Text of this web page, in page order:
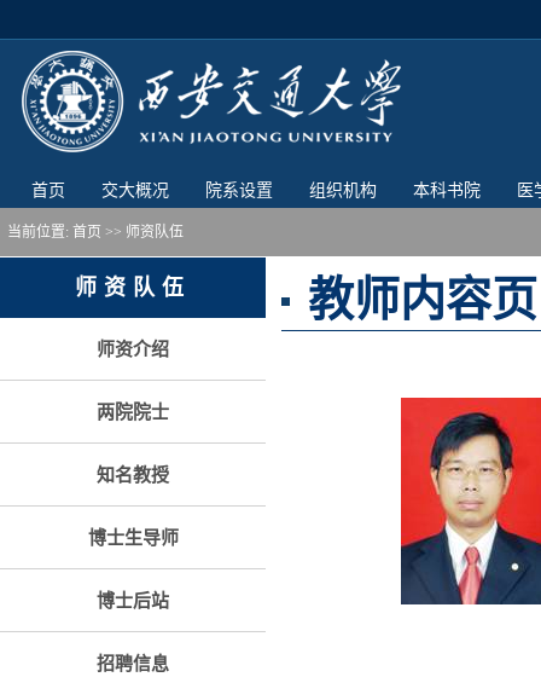
首页 交大概况 院系设置 组织机构 本科书院 医
当前位置: 首页 >> 师资队伍
师资队伍
师资介绍
两院院士
知名教授
博士生导师
博士后站
招聘信息
教师内容页